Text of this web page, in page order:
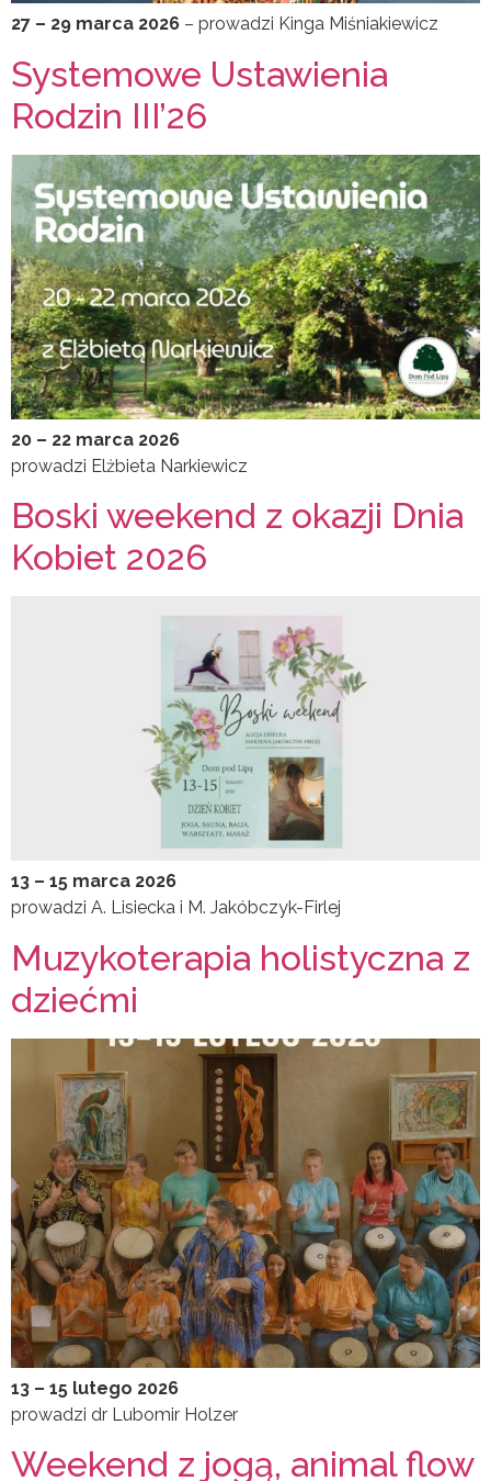
27 – 29 marca 2026 – prowadzi Kinga Miśniakiewicz
Systemowe Ustawienia
Rodzin III’26
20 – 22 marca 2026
prowadzi Elżbieta Narkiewicz
Boski weekend z okazji Dnia
Kobiet 2026
13 – 15 marca 2026
prowadzi A. Lisiecka i M. Jakóbczyk-Firlej
Muzykoterapia holistyczna z
dziećmi
13 – 15 lutego 2026
prowadzi dr Lubomir Holzer
Weekend z jogą, animal flow